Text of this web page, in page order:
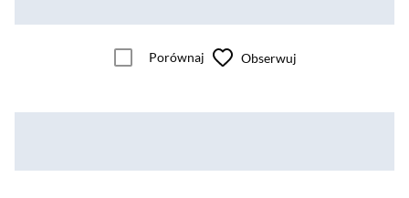
Porównaj Obserwuj